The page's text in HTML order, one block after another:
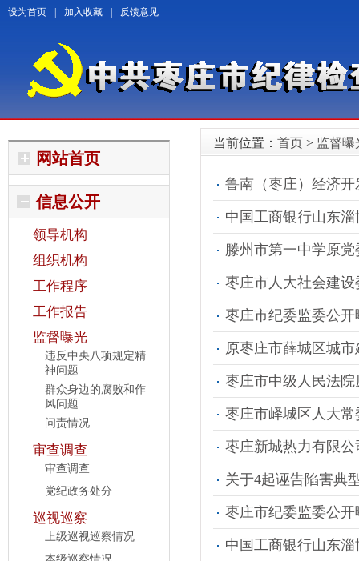
设为首页 加入收藏 反馈意见
网站首页
信息公开
领导机构
组织机构
工作程序
工作报告
监督曝光
违反中央八项规定精
神问题
群众身边的腐败和作
风问题
问责情况
审查调查
审查调查
党纪政务处分
巡视巡察
上级巡视巡察情况
当前位置： 首页 > 监督曝
鲁南（枣庄）经济
中国工商银行山东
滕州市第一中学原
枣庄市人大社会建
枣庄市纪委监委公
原枣庄市薛城区城
枣庄市中级人民法
枣庄市峄城区人大
枣庄新城热力有限
关于4起诬告陷害典
枣庄市纪委监委公
中国工商银行山东